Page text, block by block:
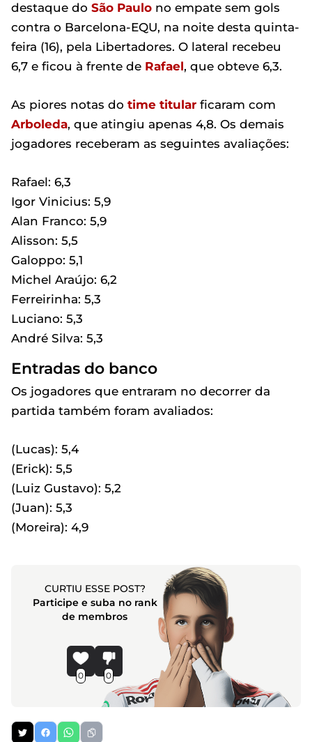
destaque do São Paulo no empate sem gols
contra o Barcelona-EQU, na noite desta quinta-
feira (16), pela Libertadores. O lateral recebeu
6,7 e ficou à frente de Rafael, que obteve 6,3.
As piores notas do time titular ficaram com
Arboleda, que atingiu apenas 4,8. Os demais
jogadores receberam as seguintes avaliações:
Rafael: 6,3
Igor Vinicius: 5,9
Alan Franco: 5,9
Alisson: 5,5
Galoppo: 5,1
Michel Araújo: 6,2
Ferreirinha: 5,3
Luciano: 5,3
André Silva: 5,3
Entradas do banco
Os jogadores que entraram no decorrer da
partida também foram avaliados:
(Lucas): 5,4
(Erick): 5,5
(Luiz Gustavo): 5,2
(Juan): 5,3
(Moreira): 4,9
CURTIU ESSE POST?
Participe e suba no rank
de membros
0 0